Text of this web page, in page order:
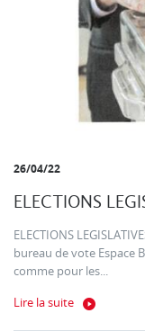
26/04/22
ELECTIONS
ELECTIONS
bureau de vote Espace
comme pour les...
Lire la suite